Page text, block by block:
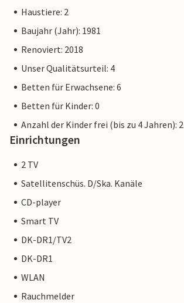
Haustiere: 2
Baujahr (Jahr): 1981
Renoviert: 2018
Unser Qualitätsurteil: 4
Betten für Erwachsene: 6
Betten für Kinder: 0
Anzahl der Kinder frei (bis zu 4 Jahren): 2
Einrichtungen
2 TV
Satellitenschüs. D/Ska. Kanäle
CD-player
Smart TV
DK-DR1/TV2
DK-DR1
WLAN
Rauchmelder